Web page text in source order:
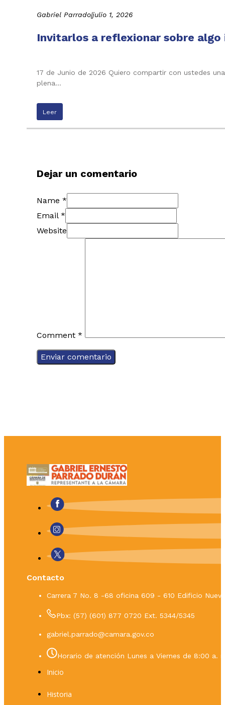
Gabriel Parrado|julio 1, 2026
Invitarlos a reflexionar sobre
17 de Junio de 2026 Quiero compartir con ustedes
plena…
Leer
Dejar un comentario
Name *
Email *
Website
Comment *
Contacto
Carrera 7 No. 8 -68 oficina 609 - 610 Edificio
Pbx: (57) (601) 877 0720 Ext. 5344/5345
gabriel.parrado@camara.gov.co
Horario de atención Lunes a Viernes de 8:00 a.
Inicio
Historia